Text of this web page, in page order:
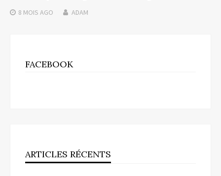
8 MOIS AGO ADAM
FACEBOOK
ARTICLES RÉCENTS